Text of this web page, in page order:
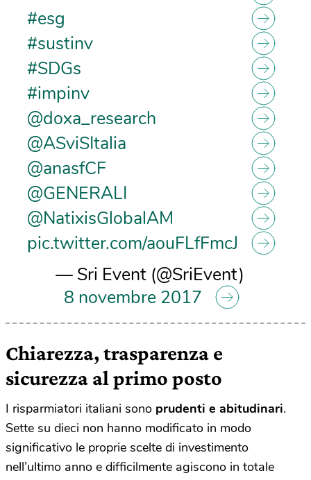
#esg
#sustinv
#SDGs
#impinv
@doxa_research
@ASviSItalia
@anasfCF
@GENERALI
@NatixisGlobalAM
pic.twitter.com/aouFLfFmcJ
— Sri Event (@SriEvent)
8 novembre 2017
Chiarezza, trasparenza e
sicurezza al primo posto
I risparmiatori italiani sono prudenti e abitudinari.
Sette su dieci non hanno modificato in modo
significativo le proprie scelte di investimento
nell’ultimo anno e difficilmente agiscono in totale